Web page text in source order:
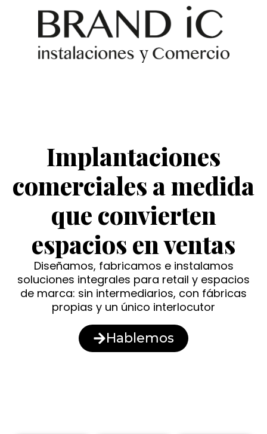
Implantaciones
comerciales a medida
que convierten
espacios en ventas
Diseñamos, fabricamos e instalamos
soluciones integrales para retail y espacios
de marca: sin intermediarios, con fábricas
propias y un único interlocutor
Hablemos